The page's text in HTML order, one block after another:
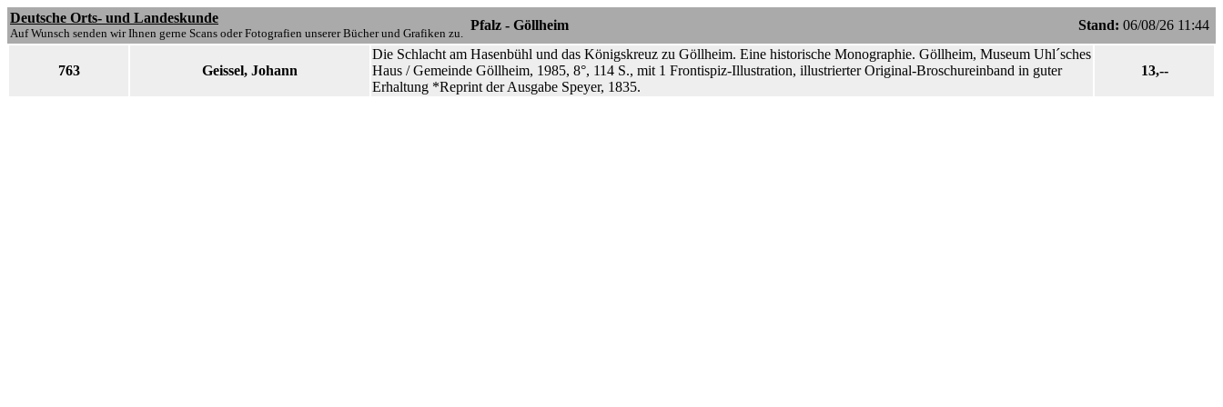
Deutsche Orts- und Landeskunde
Auf Wunsch senden wir Ihnen gerne Scans oder Fotografien unserer Bücher und Grafiken zu.
Pfalz - Göllheim Stand: 06/08/26 11:44
763 Geissel, Johann
Die Schlacht am Hasenbühl und das Königskreuz zu Göllheim. Eine historische Monographie. Göllheim, Museum Uhl´sches
Haus / Gemeinde Göllheim, 1985, 8°, 114 S., mit 1 Frontispiz-Illustration, illustrierter Original-Broschureinband in guter
Erhaltung *Reprint der Ausgabe Speyer, 1835.
13,--